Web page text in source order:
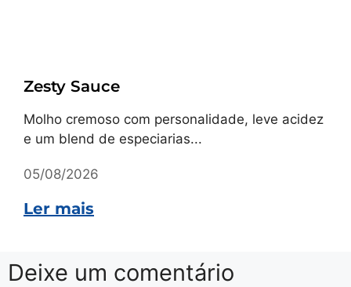
Zesty Sauce
Molho cremoso com personalidade, leve acidez
e um blend de especiarias...
05/08/2026
Ler mais
Deixe um comentário